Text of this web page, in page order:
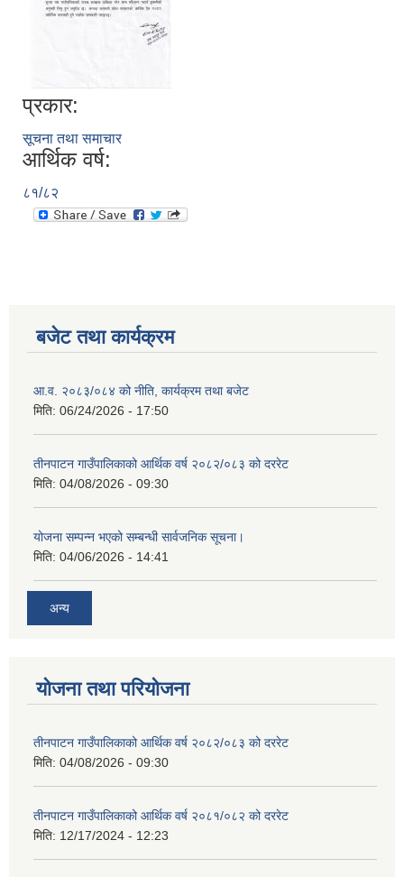
प्रकार:
सूचना तथा समाचार
आर्थिक वर्ष:
८१/८२
बजेट तथा कार्यक्रम
आ.व. २०८३/०८४ को नीति, कार्यक्रम तथा बजेट
मिति: 06/24/2026 - 17:50
तीनपाटन गाउँपालिकाको आर्थिक वर्ष २०८२/०८३ को दररेट
मिति: 04/08/2026 - 09:30
योजना सम्पन्न भएको सम्बन्धी सार्वजनिक सूचना।
मिति: 04/06/2026 - 14:41
अन्य
योजना तथा परियोजना
तीनपाटन गाउँपालिकाको आर्थिक वर्ष २०८२/०८३ को दररेट
मिति: 04/08/2026 - 09:30
तीनपाटन गाउँपालिकाको आर्थिक वर्ष २०८१/०८२ को दररेट
मिति: 12/17/2024 - 12:23